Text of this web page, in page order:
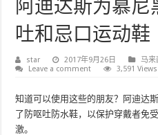
阿迪达斯为慕
吐和忌口运动鞋
star 2017年9月26日
马来
Leave a comment
3,591 Views
知道可以使用这些的朋友？阿迪达
了防呕吐防水鞋，以保护穿戴者免
激。